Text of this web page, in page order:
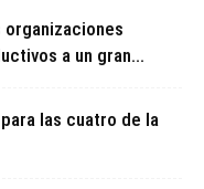
a un gran...
las cuatro de la